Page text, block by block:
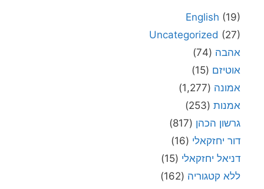
English (19)
Uncategorized (27)
אהבה (74)
אוטיזם (15)
אמונה (1,277)
אמנות (253)
גרשון הכהן (817)
דור יחזקאלי (16)
דניאל יחזקאלי (15)
ללא קטגוריה (162)